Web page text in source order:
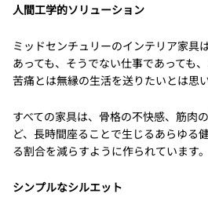
人間工学的ソリューション
ミッドセンチュリーのインテリア家具
あっても、そうでない仕事であっても
苦痛とは無縁の生活を送りたいとは思
すべての家具は、骨格の不快感、筋肉
ど、長時間座ることで生じるあらゆる
る割合を減らすように作られています。
シンプルなシルエット